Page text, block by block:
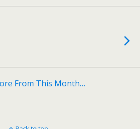
From This Month…